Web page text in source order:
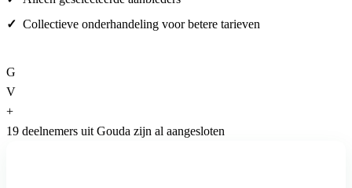
Collectieve onderhandeling voor betere tarieven
G
V
+
19 deelnemers uit Gouda zijn al aangesloten